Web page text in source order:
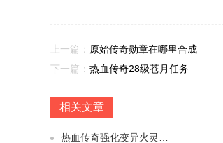
上一篇： 原始传奇勋章在哪里合成
下一篇： 热血传奇28级苍月任务
相关文章